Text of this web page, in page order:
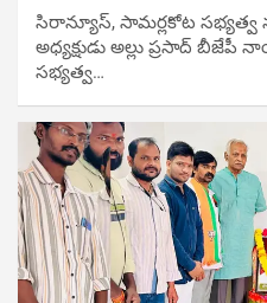
సిరాన్యూస్, సామర్లకోట
అధ్యక్షుడు అల్లు ప్రసాద్ బీజేపీ
సభ్యత్వ…